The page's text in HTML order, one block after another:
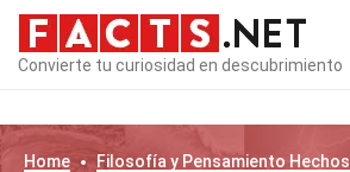
Convierte tu curiosidad en descubrimiento
Home Filosofía y Pensamiento Hechos